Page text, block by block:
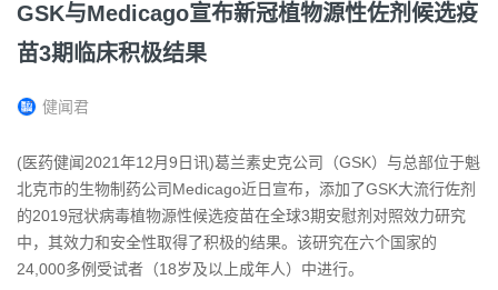
GSK与Medicago宣布新冠植物源性佐剂候选疫
苗3期临床积极结果
健闻君
(医药健闻2021年12月9日讯)葛兰素史克公司（GSK）与总部位于魁
北克市的生物制药公司Medicago近日宣布，添加了GSK大流行佐剂
的2019冠状病毒植物源性候选疫苗在全球3期安慰剂对照效力研究
中，其效力和安全性取得了积极的结果。该研究在六个国家的
24,000多例受试者（18岁及以上成年人）中进行。